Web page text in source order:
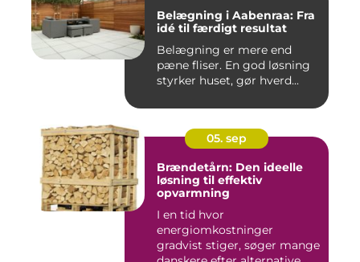
Belægning i Aabenraa: Fra
idé til færdigt resultat
Belægning er mere end
pæne fliser. En god løsning
styrker huset, gør hverd...
05. sep
Brændetårn: Den ideelle
løsning til effektiv
opvarmning
I en tid hvor
energiomkostninger
gradvist stiger, søger mange